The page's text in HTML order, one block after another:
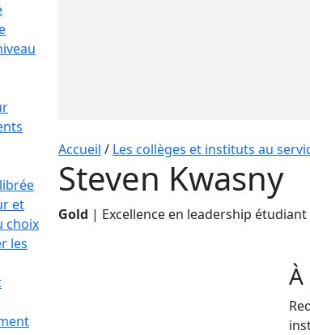
et
choix
les
Accueil / Les collèges et instituts au
Steven Kwasny
Gold | Excellence en leadership étudiant